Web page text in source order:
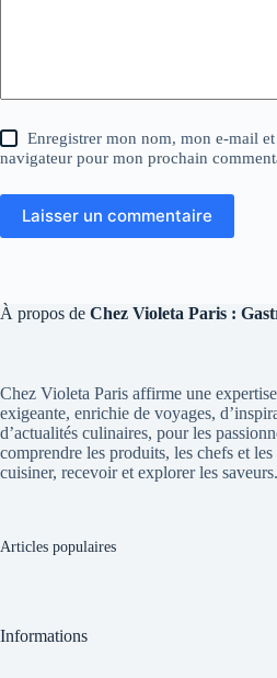
Enregistrer mon nom, mon e-mail
navigateur pour mon prochain
Laisser un commentaire
À propos de Chez Violeta Paris :
Chez Violeta Paris affirme une
exigeante, enrichie de voyages,
d’actualités culinaires, pour les
comprendre les produits, les chefs et
cuisiner, recevoir et explorer les saveurs.
Articles populaires
Informations